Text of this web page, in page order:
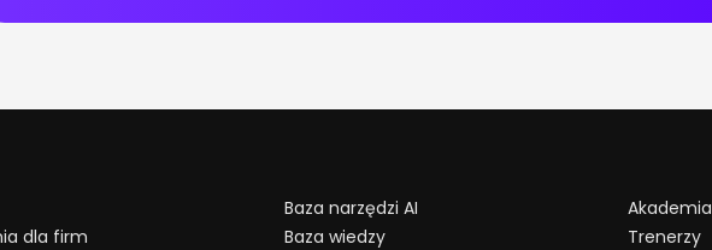
dla firm
Baza narzędzi AI
Baza wiedzy
Akademia
Trenerzy